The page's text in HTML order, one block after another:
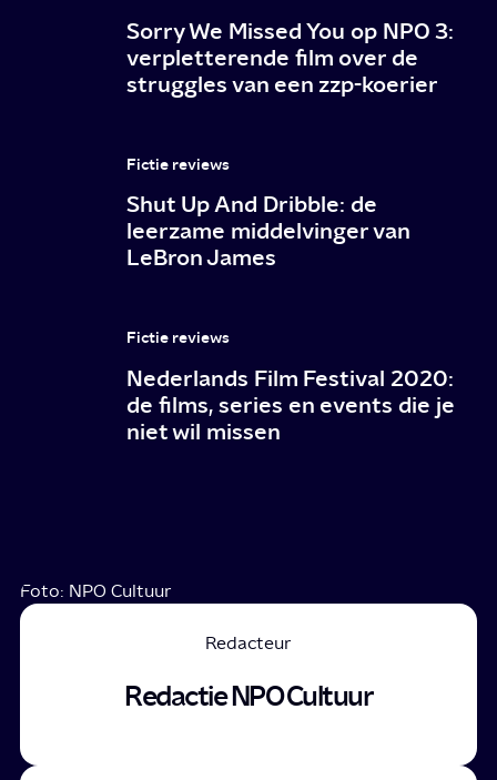
Sorry We Missed You op NPO 3:
verpletterende film over de
struggles van een zzp-koerier
Fictie reviews
Shut Up And Dribble: de
leerzame middelvinger van
LeBron James
Fictie reviews
Nederlands Film Festival 2020:
de films, series en events die je
niet wil missen
Foto: NPO Cultuur
Redacteur
Redactie NPO Cultuur